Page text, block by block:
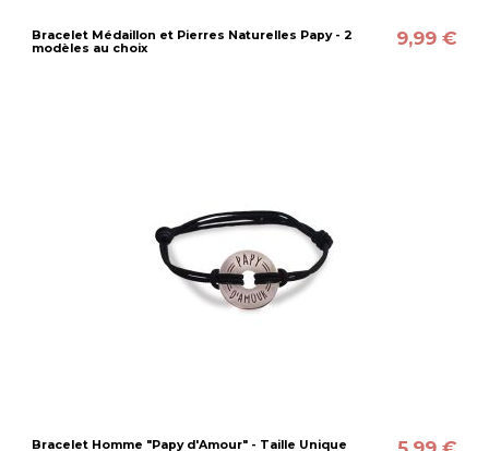
Bracelet Médaillon et Pierres Naturelles Papy - 2
modèles au choix
9,99 €
Bracelet Homme "Papy d'Amour" - Taille Unique